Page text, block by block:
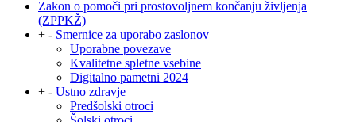
Zakon o pomoči pri prostovoljnem končanju življenja
(ZPPKŽ)
+ - Smernice za uporabo zaslonov
Uporabne povezave
Kvalitetne spletne vsebine
Digitalno pametni 2024
+ - Ustno zdravje
Predšolski otroci